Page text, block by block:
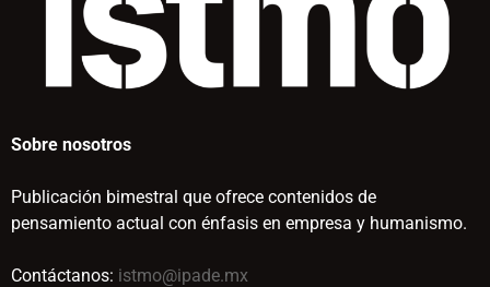
Sobre nosotros
Publicación bimestral que ofrece contenidos de
pensamiento actual con énfasis en empresa y humanismo.
Contáctanos: istmo@ipade.mx